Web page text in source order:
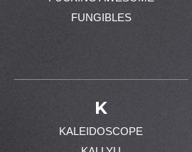
FUNGIBLES
K
KALEIDOSCOPE